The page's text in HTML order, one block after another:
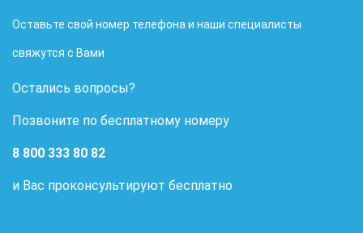
Оставьте свой номер телефона и наши специалисты
свяжутся с Вами
Остались вопросы?
Позвоните по бесплатному номеру
8 800 333 80 82
и Вас проконсультируют бесплатно